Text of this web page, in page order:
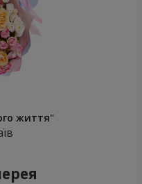
життя"